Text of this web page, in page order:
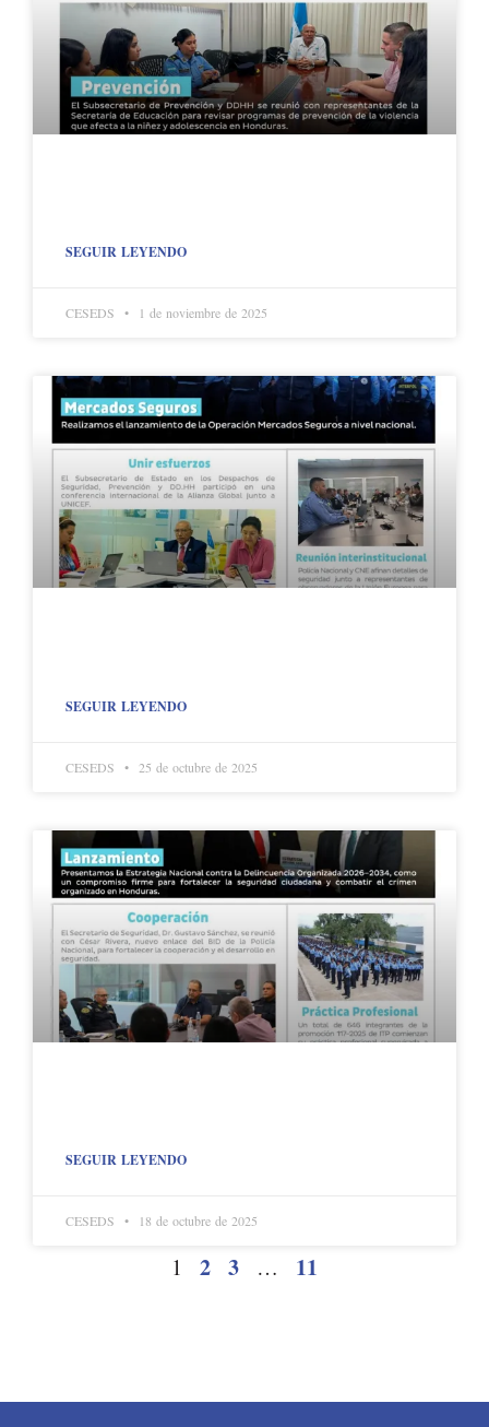
SEGUIR LEYENDO
CESEDS 1 de noviembre de 2025
SEGUIR LEYENDO
CESEDS 25 de octubre de 2025
SEGUIR LEYENDO
CESEDS 18 de octubre de 2025
1 2 3 … 11